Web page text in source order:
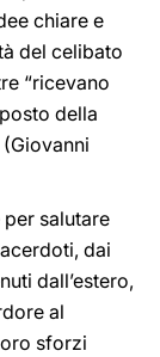
chiare e
del celibato
“ricevano
della
per salutare
dai
dall’estero,
al
sforzi